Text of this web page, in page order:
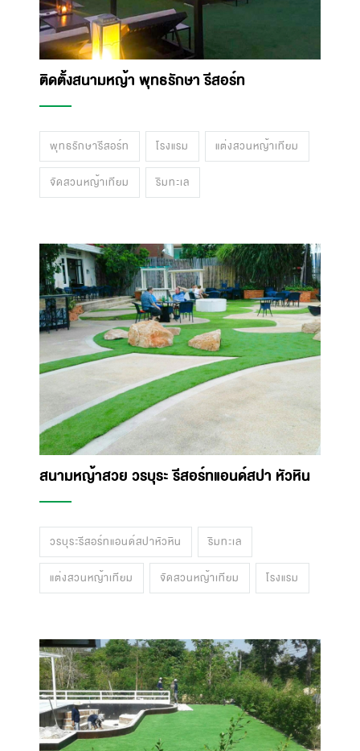
ติดตั้งสนามหญ้า พุทธรักษา รีสอร์ท
พุทธรักษารีสอร์ท โรงแรม แต่งสวนหญ้าเทียม
จัดสวนหญ้าเทียม ริมทะเล
สนามหญ้าสวย วรบุระ รีสอร์ทแอนด์สปา หัวหิน
วรบุระรีสอร์ทแอนด์สปาหัวหิน ริมทะเล
แต่งสวนหญ้าเทียม จัดสวนหญ้าเทียม โรงแรม